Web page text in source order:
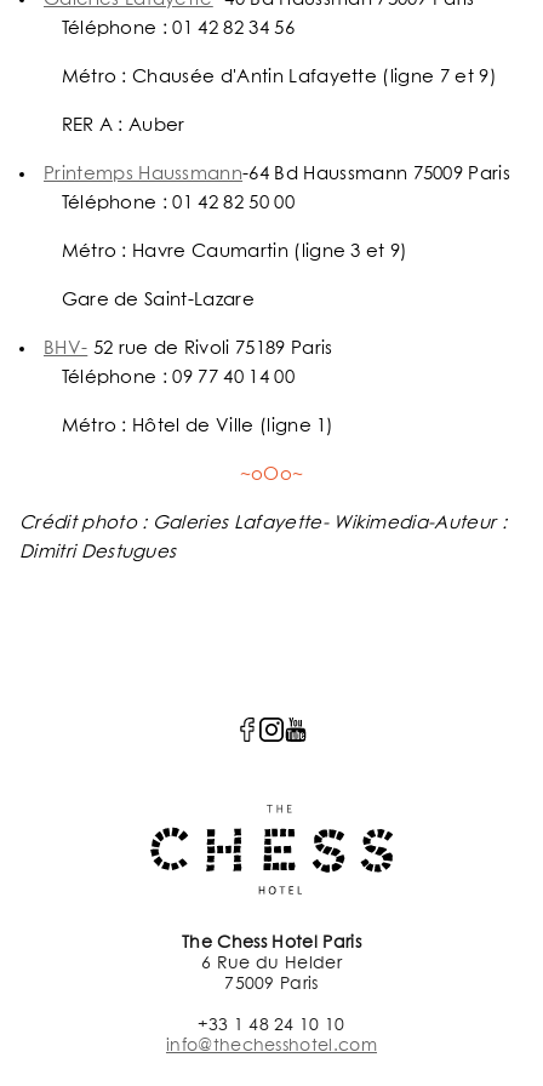
Téléphone : 01 42 82 34 56
Métro : Chausée d'Antin Lafayette (ligne 7 et 9)
RER A : Auber
Printemps Haussmann-64 Bd Haussmann 75009 Paris
Téléphone : 01 42 82 50 00
Métro : Havre Caumartin (ligne 3 et 9)
Gare de Saint-Lazare
BHV- 52 rue de Rivoli 75189 Paris
Téléphone : 09 77 40 14 00
Métro : Hôtel de Ville (ligne 1)
~oOo~
Crédit photo : Galeries Lafayette- Wikimedia-Auteur :
Dimitri Destugues
The Chess Hotel Paris
6 Rue du Helder
75009 Paris
+33 1 48 24 10 10
info@thechesshotel.com